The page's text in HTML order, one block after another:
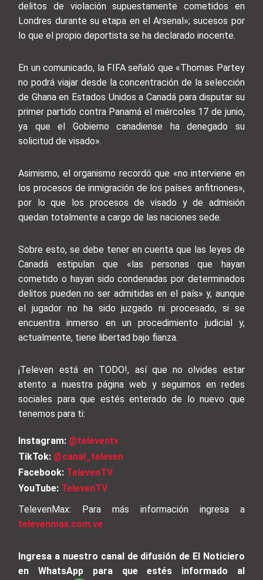
delitos de violación supuestamente cometidos en
Londres durante su etapa en el Arsenal»; sucesos por
lo que el propio deportista se ha declarado inocente.
En un comunicado, la FIFA señaló que «Thomas Partey
no podrá viajar desde la concentración de la selección
de Ghana en Estados Unidos a Canadá para disputar su
primer partido contra Panamá el miércoles 17 de junio,
ya que el Gobierno canadiense ha denegado su
solicitud de visado».
Asimismo, el organismo recordó que «no interviene en
los procesos de inmigración de los países anfitriones»,
por lo que los procesos de visado y de admisión
quedan totalmente a cargo de las naciones sede.
Sobre esto, se debe tener en cuenta que las leyes de
Canadá estipulan que «las personas que hayan
cometido o hayan sido condenadas por determinados
delitos pueden no ser admitidas en el país» y, aunque
el jugador no ha sido juzgado ni procesado, si se
encuentra inmerso en un procedimiento judicial y,
actualmente, tiene libertad bajo fianza.
¡Televen está en TODO!, así que no olvides estar
atento a nuestra página web y seguirnos en redes
sociales para que estés enterado de lo nuevo que
tenemos para ti:
Instagram: @televentv
TikTok: @canal_televen
Facebook: TelevenTV
YouTube: TelevenTV
TelevenMax: Para más información ingresa a
televenmax.com.ve
Ingresa a nuestro canal de difusión de El Noticiero
en WhatsApp para que estés informado al